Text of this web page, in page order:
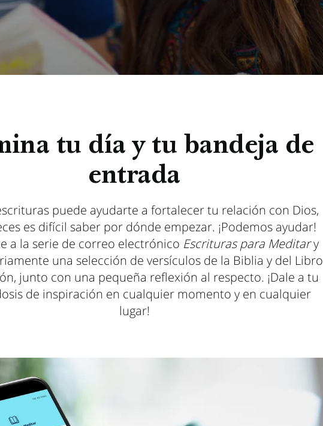
tu día y tu bandeja de
entrada
puede ayudarte a fortalecer tu relación con Dios,
es difícil saber por dónde empezar. ¡Podemos ayudar!
a la serie de correo electrónico Escrituras para Meditary
una selección de versículos de la Biblia y del Libro
junto con una pequeña reflexión al respecto. ¡Dale a tu
de inspiración en cualquier momento y en cualquier
lugar!